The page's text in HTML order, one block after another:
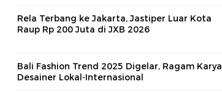
Rela Terbang ke Jakarta, Jastiper Luar Kota
Raup Rp 200 Juta di JXB 2026
Bali Fashion Trend 2025 Digelar, Ragam Karya
Desainer Lokal-Internasional